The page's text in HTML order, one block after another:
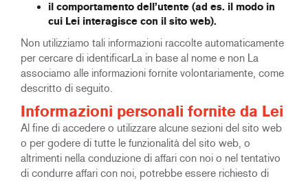
il comportamento dell’utente (ad es. il modo in
cui Lei interagisce con il sito web).
Non utilizziamo tali informazioni raccolte automaticamente
per cercare di identificarLa in base al nome e non La
associamo alle informazioni fornite volontariamente, come
descritto di seguito.
Informazioni personali fornite da Lei
Al fine di accedere o utilizzare alcune sezioni del sito web
o per godere di tutte le funzionalità del sito web, o
altrimenti nella conduzione di affari con noi o nel tentativo
di condurre affari con noi, potrebbe essere richiesto di